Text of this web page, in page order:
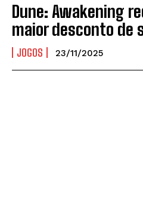
Dune: Awakening
maior desconto de
JOGOS 23/11/2025